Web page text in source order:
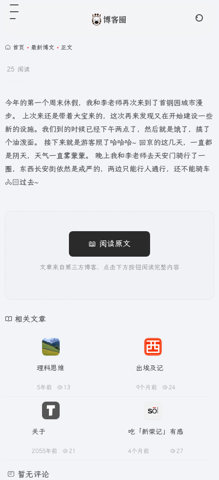
首页 • 最新博文 • 正文
25 阅读
今年的第一个周末休假，我和李老师再次来到了首钢园城市漫
步。 上次来还是带着大宝来的，这次再来发现又在开始建设一些
新的设施。我们到的时候已经下午两点了，然后就是饿了，搞了
个油泼面。 接下来就是游客照了哈哈哈~ 回京的这几天，一直都
是阴天，天气一直雾蒙蒙。 晚上我和李老师去天安门骑行了一
圈，东西长安街依然是戒严的，两边只能行人通行，还不能骑车
🚴🏻过去~
📖 阅读原文
文章来自第三方博客，点击下方按钮阅读完整内容
相关文章
理科思维
5年前 13
出埃及记
9个月前 24
关于
2055年前 21
吃「新荣记」有感
4个月前 27
暂无评论